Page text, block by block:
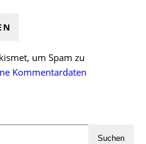
um Spam zu
Kommentardaten
Suchen